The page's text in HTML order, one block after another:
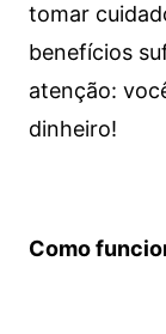
tomar
benefícios
atenção:
dinheiro!
Como